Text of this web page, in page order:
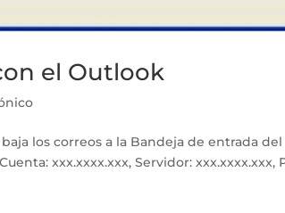
el Outlook
los correos a la Bandeja de entrada
xxx.xxxx.xxx, Servidor: xxx.xxxx.xxx,